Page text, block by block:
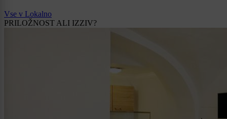
Vse v Lokalno
PRILOŽNOST ALI IZZIV?